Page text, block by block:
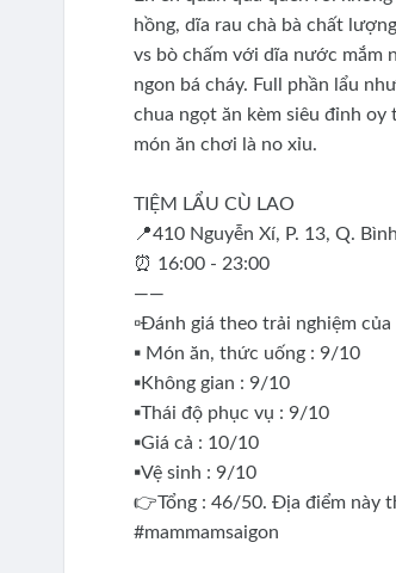
hồng, dĩa rau chà bà chất
vs bò chấm với dĩa nước mắm
ngon bá cháy. Full phần lẩu
chua ngọt ăn kèm siêu đỉnh
món ăn chơi là no xỉu.
TIỆM LẨU CÙ LAO
📍410 Nguyễn Xí, P. 13, Q.
⏰ 16:00 - 23:00
——
▫Đánh giá theo trải nghiệm của
▪️ Món ăn, thức uống : 9/10
▪Không gian : 9/10
▪Thái độ phục vụ : 9/10
▪Giá cả : 10/10
▪Vệ sinh : 9/10
👉Tổng : 46/50. Địa điểm này
#mammamsaigon